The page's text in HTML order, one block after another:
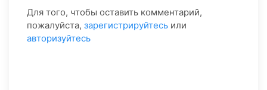
Для того, чтобы оставить комментарий,
пожалуйста, зарегистрируйтесь или
авторизуйтесь